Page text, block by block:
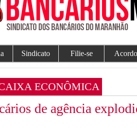
Sindicato Filie-se
ECONÔMICA
de agência